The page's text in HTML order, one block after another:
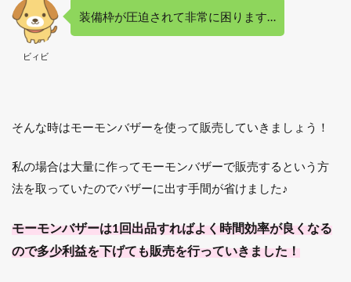
ビィビ
装備枠が圧迫されて非常に困ります…
そんな時はモーモンバザーを使って販売していきましょう！
私の場合は大量に作ってモーモンバザーで販売するという方
法を取っていたのでバザーに出す手間が省けました♪
モーモンバザーは1回出品すればよく時間効率が良くなる
ので多少利益を下げても販売を行っていきました！